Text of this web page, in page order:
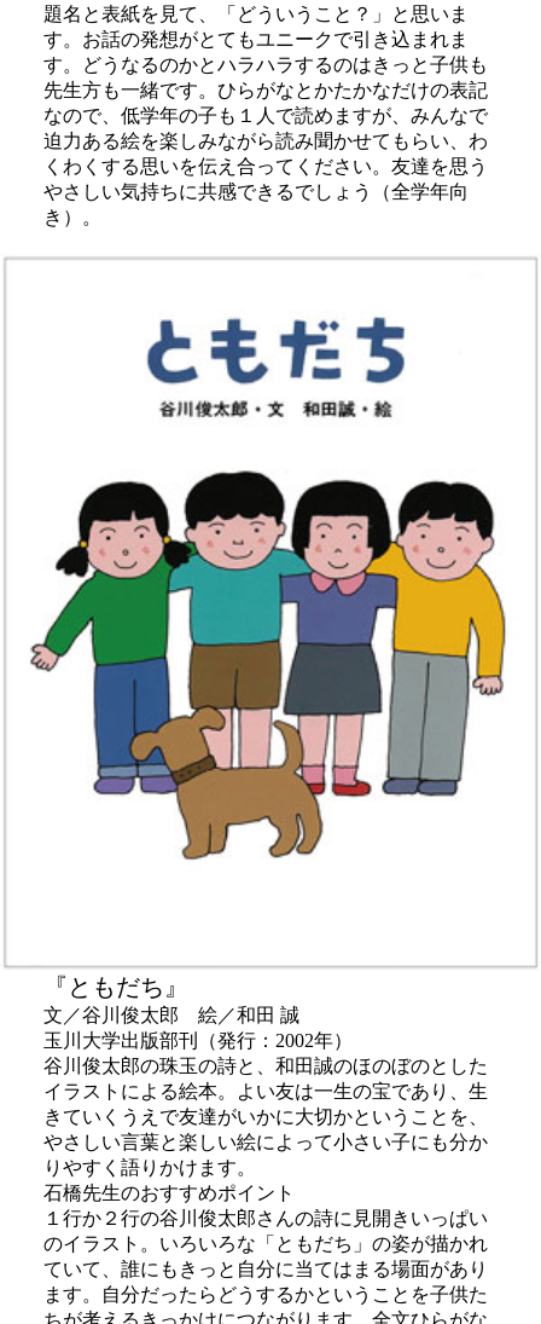
題名と表紙を見て、「どういうこと？」と思いま
す。お話の発想がとてもユニークで引き込まれま
す。どうなるのかとハラハラするのはきっと子供も
先生方も一緒です。ひらがなとかたかなだけの表記
なので、低学年の子も１人で読めますが、みんなで
迫力ある絵を楽しみながら読み聞かせてもらい、わ
くわくする思いを伝え合ってください。友達を思う
やさしい気持ちに共感できるでしょう（全学年向
き）。
『ともだち』
文／谷川俊太郎 絵／和田 誠
玉川大学出版部刊（発行：2002年）
谷川俊太郎の珠玉の詩と、和田誠のほのぼのとした
イラストによる絵本。よい友は一生の宝であり、生
きていくうえで友達がいかに大切かということを、
やさしい言葉と楽しい絵によって小さい子にも分か
りやすく語りかけます。
石橋先生のおすすめポイント
１行か２行の谷川俊太郎さんの詩に見開きいっぱい
のイラスト。いろいろな「ともだち」の姿が描かれ
ていて、誰にもきっと自分に当てはまる場面があり
ます。自分だったらどうするかということを子供た
ちが考えるきっかけにつながります。全文ひらがな